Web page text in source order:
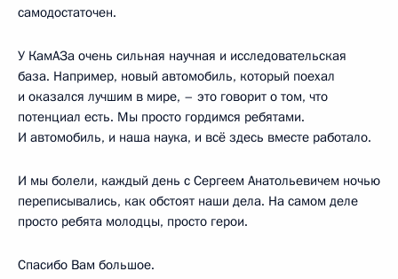
самодостаточен.
У КамАЗа очень сильная научная и исследовательская
база. Например, новый автомобиль, который поехал
и оказался лучшим в мире, – это говорит о том, что
потенциал есть. Мы просто гордимся ребятами.
И автомобиль, и наша наука, и всё здесь вместе работало.
И мы болели, каждый день с Сергеем Анатольевичем ночью
переписывались, как обстоят наши дела. На самом деле
просто ребята молодцы, просто герои.
Спасибо Вам большое.